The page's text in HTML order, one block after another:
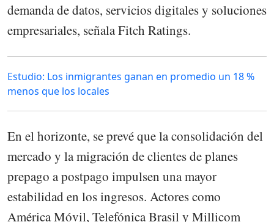
demanda de datos, servicios digitales y soluciones
empresariales, señala Fitch Ratings.
Estudio: Los inmigrantes ganan en promedio un 18 %
menos que los locales
En el horizonte, se prevé que la consolidación del
mercado y la migración de clientes de planes
prepago a postpago impulsen una mayor
estabilidad en los ingresos. Actores como
América Móvil, Telefónica Brasil y Millicom